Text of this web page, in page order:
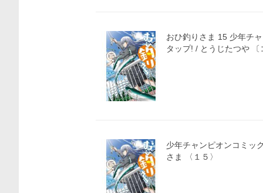
おひ釣りさま 15 少年チ
タ
少年チャンピオンコミックス
さま 〈１５〉